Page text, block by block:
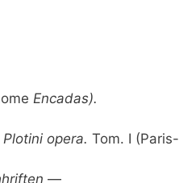
Encadas).
Plotini opera. Tom. I (Paris-
—